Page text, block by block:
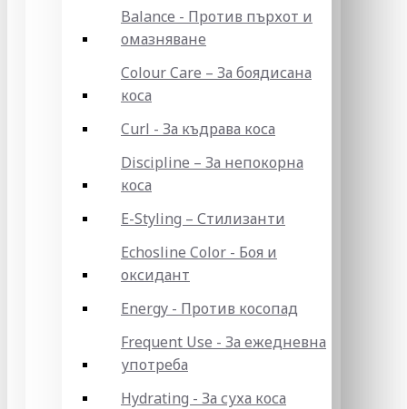
Balance - Против пърхот и
омазняване
Colour Care – За боядисана
коса
Curl - За къдрава коса
Discipline – За непокорна
коса
E-Styling – Стилизанти
Echosline Color - Боя и
оксидант
Energy - Против косопад
Frequent Use - За ежедневна
употреба
Hydrating - За суха коса